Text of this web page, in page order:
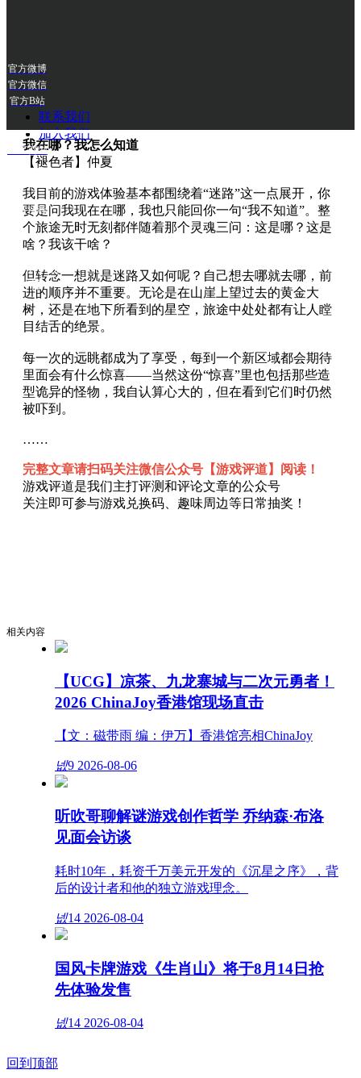
是入坑“《魂》系列”的最佳契机。
▲马战非常帅气，尤其是这个拖刀斩。
我在哪？我怎么知道
【褪色者】仲夏
我目前的游戏体验基本都围绕着“迷路”这一点展开，你
要是问我现在在哪，我也只能回你一句“我不知道”。整
个旅途无时无刻都伴随着那个灵魂三问：这是哪？这是
啥？我该干啥？
但转念一想就是迷路又如何呢？自己想去哪就去哪，前
进的顺序并不重要。无论是在山崖上望过去的黄金大
树，还是在地下所看到的星空，旅途中处处都有让人瞠
目结舌的绝景。
每一次的远眺都成为了享受，每到一个新区域都会期待
里面会有什么惊喜——当然这份“惊喜”里也包括那些造
型诡异的怪物，我自认算心大的，但在看到它们时仍然
被吓到。
……
完整文章请扫码关注微信公众号【游戏评道】阅读！
游戏评道是我们主打评测和评论文章的公众号
关注即可参与游戏兑换码、趣味周边等日常抽奖！
相关内容
【UCG】凉茶、九龙寨城与二次元勇者！
2026 ChinaJoy香港馆现场直击
【文：磁带雨 编：伊万】香港馆亮相ChinaJoy
넶9 2026-08-06
听吹哥聊解谜游戏创作哲学 乔纳森·布洛
见面会访谈
耗时10年，耗资千万美元开发的《沉星之序》，背
后的设计者和他的独立游戏理念。
넶14 2026-08-04
国风卡牌游戏《生肖山》将于8月14日抢
先体验发售
넶14 2026-08-04
回到顶部
官方微博
官方微信
官方B站
联系我们
加入我们
UCG商城
官方抖音
官方小红
书